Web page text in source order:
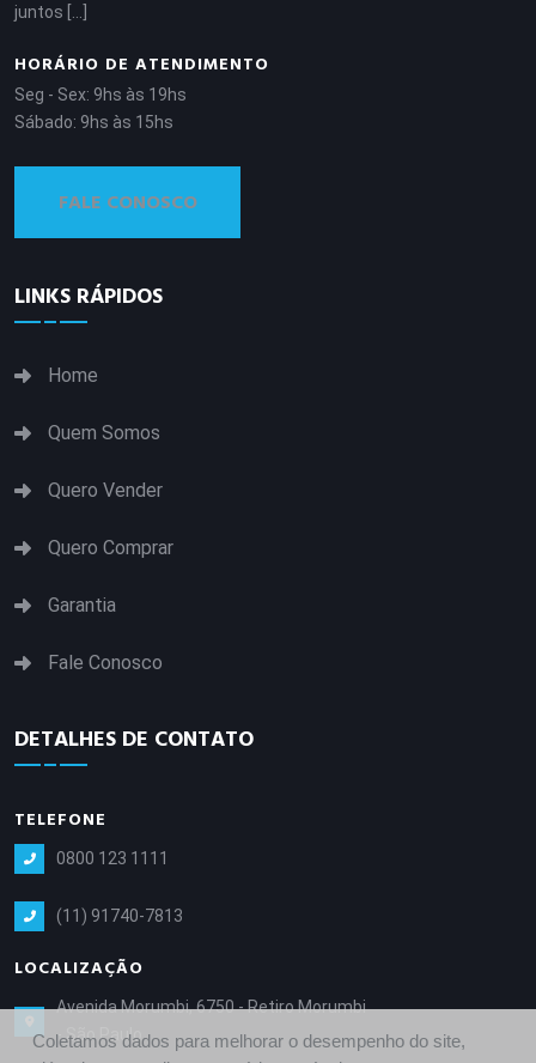
juntos
HORÁRIO DE ATENDIMENTO
Seg - Sex: 9hs às 19hs
Sábado: 9hs às 15hs
FALE CONOSCO
LINKS RÁPIDOS
Home
Quem Somos
Quero Vender
Quero Comprar
Garantia
Fale Conosco
DETALHES DE CONTATO
TELEFONE
0800 123 1111
(11) 91740-7813
LOCALIZAÇÃO
Avenida Morumbi, 6750 - Retiro Morumbi
- São Paulo
Coletamos dados para melhorar o desempenho do site,